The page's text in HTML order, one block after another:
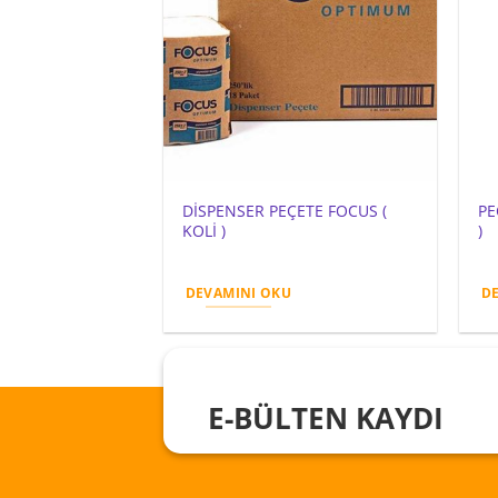
DİSPENSER PEÇETE FOCUS (
KOLİ )
DEVAMINI OKU
)
E-BÜLTEN KAYDI